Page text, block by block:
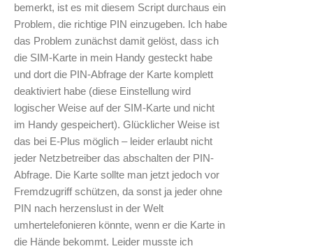
bemerkt, ist es mit diesem Script durchaus ein
Problem, die richtige PIN einzugeben. Ich habe
das Problem zunächst damit gelöst, dass ich
die SIM-Karte in mein Handy gesteckt habe
und dort die PIN-Abfrage der Karte komplett
deaktiviert habe (diese Einstellung wird
logischer Weise auf der SIM-Karte und nicht
im Handy gespeichert). Glücklicher Weise ist
das bei E-Plus möglich – leider erlaubt nicht
jeder Netzbetreiber das abschalten der PIN-
Abfrage. Die Karte sollte man jetzt jedoch vor
Fremdzugriff schützen, da sonst ja jeder ohne
PIN nach herzenslust in der Welt
umhertelefonieren könnte, wenn er die Karte in
die Hände bekommt. Leider musste ich